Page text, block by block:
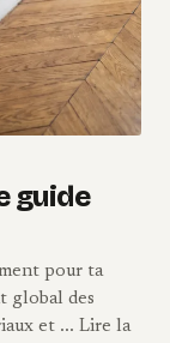
guide
pour ta
global des
et ... Lire la